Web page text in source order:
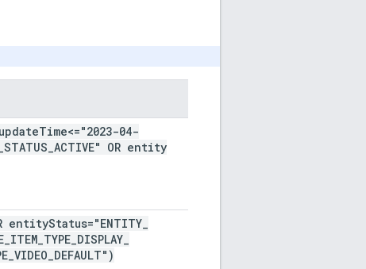
Time<="2023-04-
STATUS ACTIVE" OR entity
entityStatus="ENTITY
ITEM TYPE DISPLAY
VIDEO DEFAULT")